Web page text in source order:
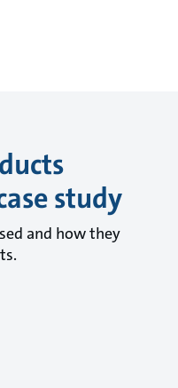
study
and how they